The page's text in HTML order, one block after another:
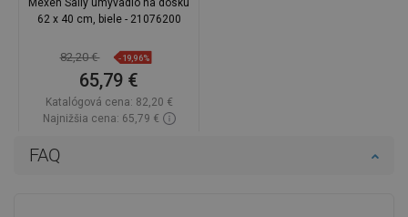
FAQ
Mexen Sally umývadlo na dosku
62 x 40 cm, biele - 21076200
82,20 € -19,96%
65,79 €
Katalógová cena: 82,20 €
Najnižšia cena: 65,79 €